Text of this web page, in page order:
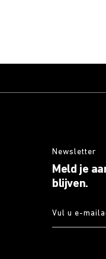
Newsletter
Meld je
blijven.
Vul u e-